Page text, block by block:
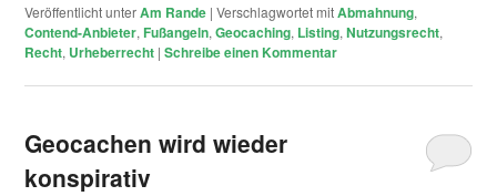
Veröffentlicht unterAm Rande |Verschlagwortet mitAbmahnung,
Contend-Anbieter,Fußangeln,Geocaching, Listing,Nutzungsrecht,
Recht, Urheberrecht |Schreibe einen Kommentar
Geocachen wird wieder
konspirativ